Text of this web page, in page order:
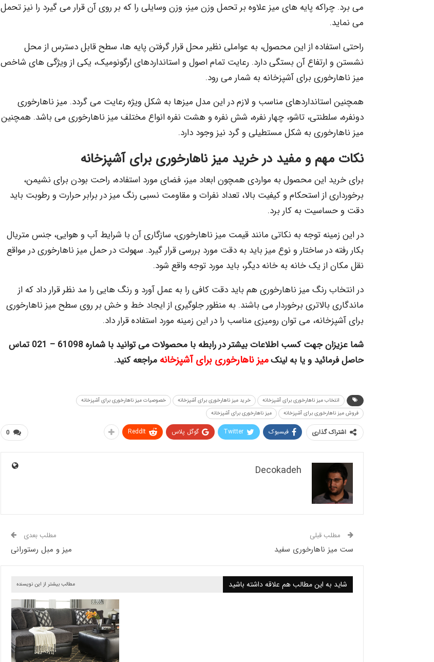
می برد. چراکه پایه های میز علاوه بر تحمل وزن میز، وزن وسایلی را که بر روی آن قرار می گیرد را نیز تحمل
می نماید.
راحتی استفاده از این محصول، به عواملی نظیر محل قرار گرفتن پایه ها، سطح قابل دسترس از محل
نشستن و ارتفاع آن بستگی دارد. رعایت تمام اصول و استانداردهای ارگونومیک، یکی از ویژگی های شاخص
میز ناهارخوری برای آشپزخانه به شمار می رود.
همچنین استانداردهای مناسب و لازم در این مدل میزها به شکل ویژه رعایت می گردد. میز ناهارخوری
دونفره، سلطنتی، تاشو، چهار نفره، شش نفره و هشت نفره انواع مختلف میز ناهارخوری می باشد. همچنین
میز ناهارخوری به شکل مستطیلی و گرد نیز وجود دارد.
نکات مهم و مفید در خرید میز ناهارخوری برای آشپزخانه
برای خرید این محصول به مواردی همچون ابعاد میز، فضای مورد استفاده، راحت بودن برای نشیمن،
برخورداری از استحکام و کیفیت بالا، تعداد نفرات و مقاومت نسبی رنگ میز در برابر حرارت و رطوبت باید
دقت و حساسیت به کار برد.
در این زمینه توجه به نکاتی مانند قیمت میز ناهارخوری، سازگاری آن با شرایط آب و هوایی، جنس متریال
بکار رفته در ساختار و نوع میز باید به دقت مورد بررسی قرار گیرد. سهولت در حمل میز ناهارخوری در مواقع
نقل مکان از یک خانه به خانه دیگر، باید مورد توجه واقع شود.
در انتخاب رنگ میز ناهارخوری هم باید دقت کافی را به عمل آورد و رنگ هایی را مد نظر قرار داد که از
ماندگاری بالاتری برخوردار می باشند. به منظور جلوگیری از ایجاد خط و خش بر روی سطح میز ناهارخوری
برای آشپزخانه، می توان رومیزی مناسب را در این زمینه مورد استفاده قرار داد.
شما عزیزان جهت کسب اطلاعات بیشتر در رابطه با محصولات
می توانید با شماره 61098 – 021 تماس
حاصل فرمائید و یا به لینکمیز ناهارخوری برای آشپزخانه مراجعه کنید.
انتخاب میز ناهارخوری برای آشپزخانه خرید میز ناهارخوری برای آشپزخانه
خصوصیات میز ناهارخوری برای آشپزخانه
فروش میز ناهارخوری برای آشپزخانه
میز ناهارخوری برای آشپزخانه
0 اشتراک گذاری فیسبوک Twitter گوگل پلاس ReddIt
Decokadeh
مطلب قبلی
ست میز ناهارخوری سفید
مطلب بعدی
میز و مبل رستورانی
شاید به این مطالب هم علاقه داشته باشید مطالب بیشتر از این نویسنده